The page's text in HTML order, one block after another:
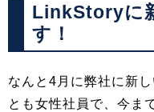
LinkStoryに
す！
なんと4月に弊社に新
とも女性社員で、今ま